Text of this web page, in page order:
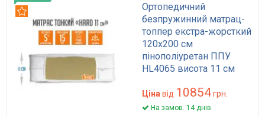
Ортопедичний
безпружинний матрац-
топпер екстра-жорсткий
120x200 см
пінополіуретан ППУ
HL4065 висота 11 см
INTSTYLE ХАРД
Ціна від 10854грн.
На замов. 14 днів